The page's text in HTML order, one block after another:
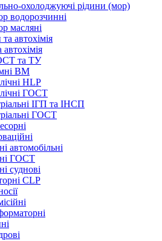
охолоджуючі рідини (мор)
водорозчинні
масляні
автохімія
та ТУ
ВМ
HLP
ГОСТ
ІГП та ІНСП
ГОСТ
автомобільні
ГОСТ
суднові
CLP